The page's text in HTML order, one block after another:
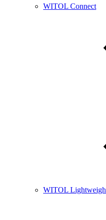
WITOL Connect
WITOL